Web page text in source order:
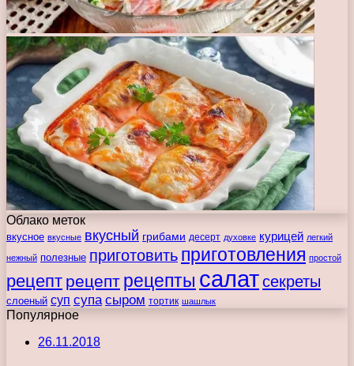
Облако меток
вкусное вкусные вкусный грибами десерт духовке курицей легкий
нежный полезные приготовить приготовления простой
рецепт рецепт рецепты салатсекреты
слоеный суп супа сыром тортик шашлык
Популярное
26.11.2018